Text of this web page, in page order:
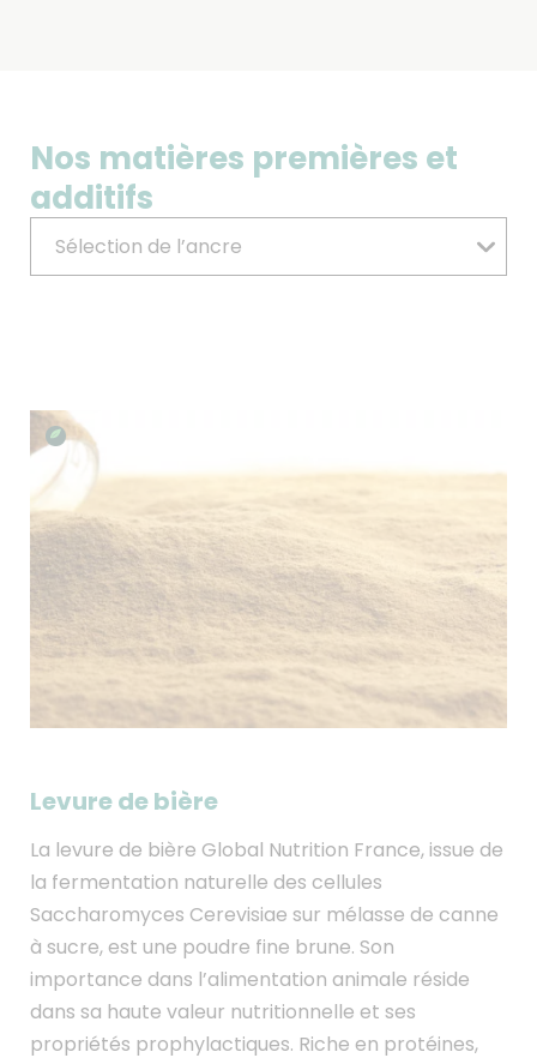
Nos matières premières et
additifs
Sélection de l’ancre
Levure de bière
La levure de bière Global Nutrition France, issue de
la fermentation naturelle des cellules
Saccharomyces Cerevisiae sur mélasse de canne
à sucre, est une poudre fine brune. Son
importance dans l’alimentation animale réside
dans sa haute valeur nutritionnelle et ses
propriétés prophylactiques. Riche en protéines,